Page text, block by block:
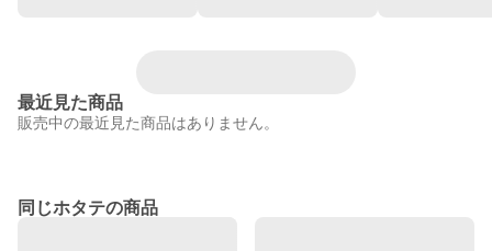
最近見た商品
販売中の最近見た商品はありません。
同じホタテの商品